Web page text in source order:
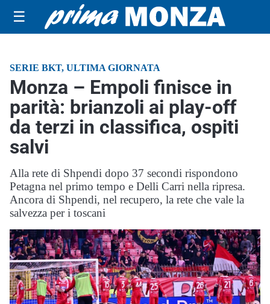
☰
SERIE BKT, ULTIMA GIORNATA
Monza – Empoli finisce in
parità: brianzoli ai play-off
da terzi in classifica, ospiti
salvi
Alla rete di Shpendi dopo 37 secondi rispondono
Petagna nel primo tempo e Delli Carri nella ripresa.
Ancora di Shpendi, nel recupero, la rete che vale la
salvezza per i toscani